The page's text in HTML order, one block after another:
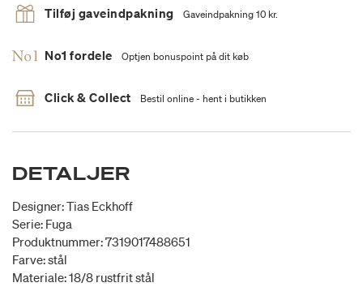
Tilføj gaveindpakning Gaveindpakning 10 kr.
No1 fordele Optjen bonuspoint på dit køb
Click & Collect Bestil online - hent i butikken
DETALJER
Designer: Tias Eckhoff
Serie: Fuga
Produktnummer: 7319017488651
Farve: stål
Materiale: 18/8 rustfrit stål